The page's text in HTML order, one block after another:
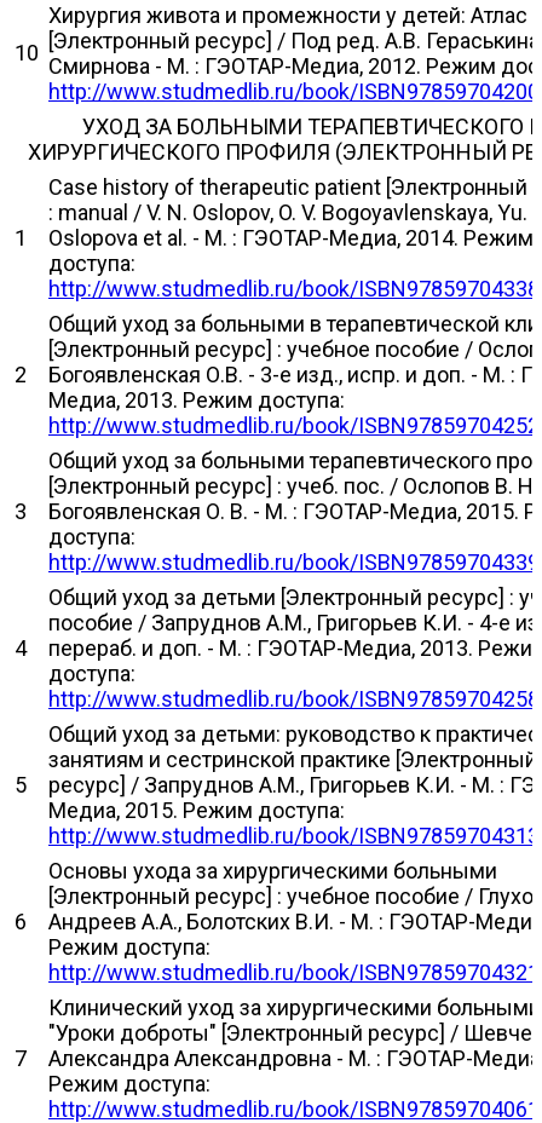
10
Хирургия живота и промежности у детей: Атлас
[Электронный ресурс] / Под ред. А.В.
Смирнова - М. : ГЭОТАР-Медиа, 2012. Режим
http://www.studmedlib.ru/book/
УХОД ЗА БОЛЬНЫМИ ТЕРАПЕВТИЧЕСКОГО
ХИРУРГИЧЕСКОГО ПРОФИЛЯ (ЭЛЕКТРОННЫЙ
1
Case history of therapeutic patient [Электронный
: manual / V. N. Oslopov, O. V. Bogoyavlenskaya, Yu.
Oslopova et al. - М. : ГЭОТАР-Медиа, 2014. Режим
доступа:
http://www.studmedlib.ru/book/
2
Общий уход за больными в терапевтической
[Электронный ресурс] : учебное пособие /
Богоявленская О.В. - 3-е изд., испр. и доп. - М. :
Медиа, 2013. Режим доступа:
http://www.studmedlib.ru/book/
3
Общий уход за больными терапевтического
[Электронный ресурс] : учеб. пос. / Ослопов В. Н.,
Богоявленская О. В. - М. : ГЭОТАР-Медиа, 2015.
доступа:
http://www.studmedlib.ru/book/
4
Общий уход за детьми [Электронный ресурс] :
пособие / Запруднов А.М., Григорьев К.И. - 4-е
перераб. и доп. - М. : ГЭОТАР-Медиа, 2013.
доступа:
http://www.studmedlib.ru/book/
5
Общий уход за детьми: руководство к
занятиям и сестринской практике [Электронный
ресурс] / Запруднов А.М., Григорьев К.И. - М. :
Медиа, 2015. Режим доступа:
http://www.studmedlib.ru/book/
6
Основы ухода за хирургическими больными
[Электронный ресурс] : учебное пособие /
Андреев А.А., Болотских В.И. - М. : ГЭОТАР-
Режим доступа:
http://www.studmedlib.ru/book/
7
Клинический уход за хирургическими
"Уроки доброты" [Электронный ресурс] /
Александра Александровна - М. : ГЭОТАР-
Режим доступа:
http://www.studmedlib.ru/book/